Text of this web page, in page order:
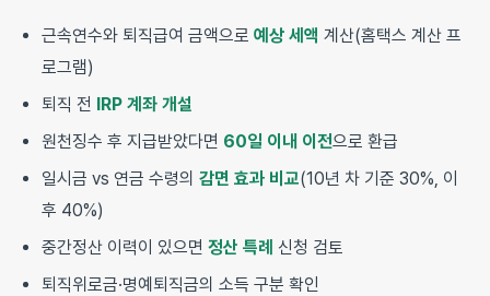
근속연수와 퇴직급여 금액으로 예상 세액 계산(홈택스 계산 프
로그램)
퇴직 전 IRP 계좌 개설
원천징수 후 지급받았다면 60일 이내 이전으로 환급
일시금 vs 연금 수령의 감면 효과 비교(10년 차 기준 30%, 이
후 40%)
중간정산 이력이 있으면 정산 특례 신청 검토
퇴직위로금·명예퇴직금의 소득 구분 확인